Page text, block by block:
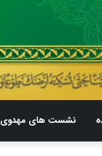
نشست های مهدوی